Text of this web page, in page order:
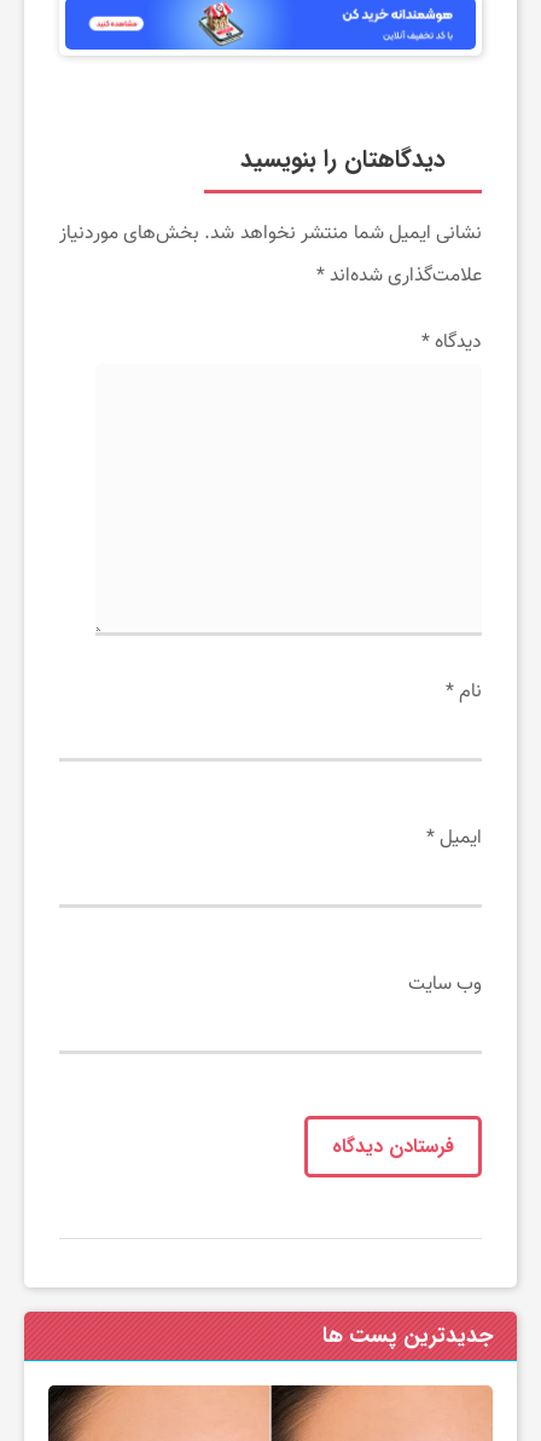
دیدگاهتان را بنویسید
نشانی ایمیل شما منتشر نخواهد شد. بخش‌های موردنیاز
علامت‌گذاری شده‌اند*
دیدگاه*
نام*
ایمیل*
وب‌ سایت
جدیدترین پست ها